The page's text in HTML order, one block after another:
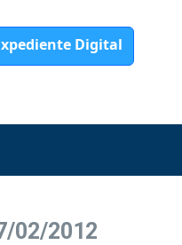
Digital
02/2012